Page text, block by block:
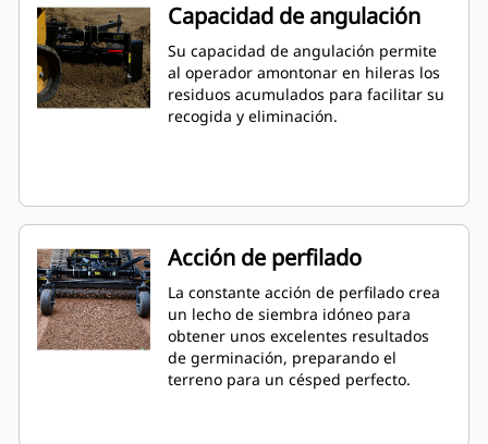
Capacidad de angulación
Su capacidad de angulación permite
al operador amontonar en hileras los
residuos acumulados para facilitar su
recogida y eliminación.
Acción de perfilado
La constante acción de perfilado crea
un lecho de siembra idóneo para
obtener unos excelentes resultados
de germinación, preparando el
terreno para un césped perfecto.